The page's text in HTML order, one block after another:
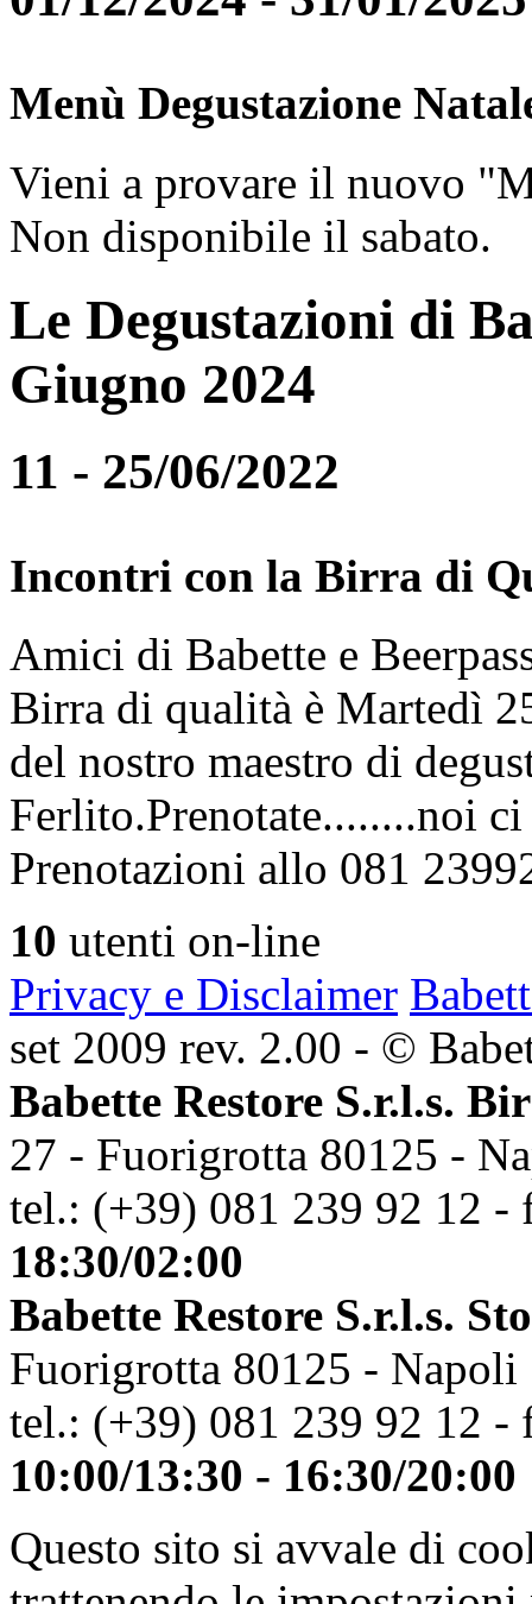
Menù Degustazione
Vieni a provare il nuovo
Non disponibile il sabato.
Le Degustazioni di
Giugno 2024
11 - 25/06/2022
Incontri con la Birra di
Amici di Babette e
Birra di qualità è Martedì
del nostro maestro di
Ferlito.Prenotate........noi
Prenotazioni allo 081
10 utenti on-line
Privacy e Disclaimer
set 2009 rev. 2.00 - ©
Babette Restore S.r.l.s.
27 - Fuorigrotta 80125 -
tel.: (+39) 081 239 92 12 -
18:30/02:00
Babette Restore S.r.l.s.
Fuorigrotta 80125 - Napoli
tel.: (+39) 081 239 92 12 -
10:00/13:30 - 16:30/20:00
Questo sito si avvale di